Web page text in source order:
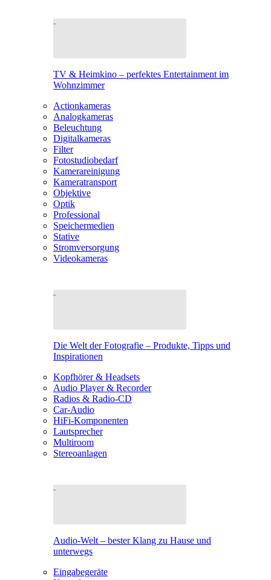
TV & Heimkino – perfektes Entertainment im
Wohnzimmer
Actionkameras
Analogkameras
Beleuchtung
Digitalkameras
Filter
Fotostudiobedarf
Kamerareinigung
Kameratransport
Objektive
Optik
Professional
Speichermedien
Stative
Stromversorgung
Videokameras
Die Welt der Fotografie – Produkte, Tipps und
Inspirationen
Kopfhörer & Headsets
Audio Player & Recorder
Radios & Radio-CD
Car-Audio
HiFi-Komponenten
Lautsprecher
Multiroom
Stereoanlagen
Audio-Welt – bester Klang zu Hause und
unterwegs
Eingabegeräte